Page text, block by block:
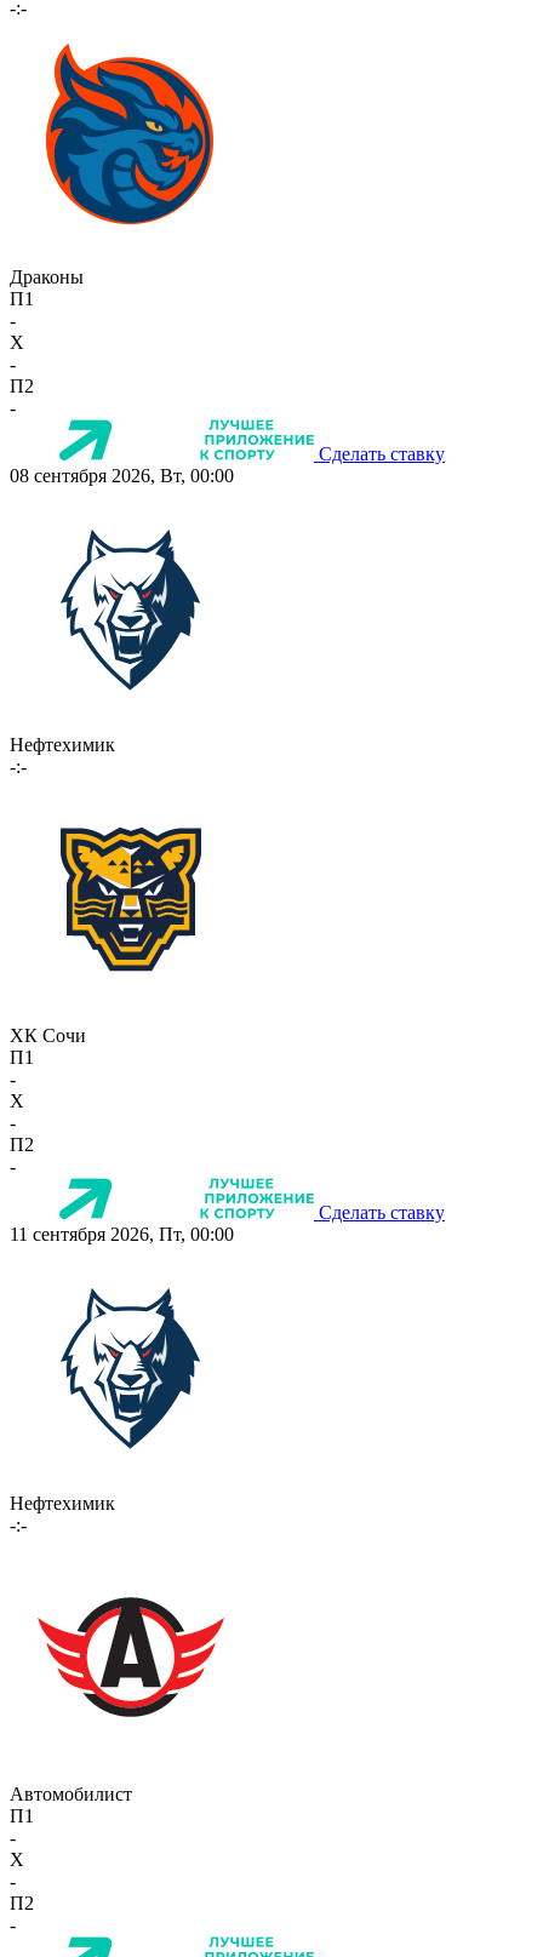
-:-
Драконы
П1
-
X
-
П2
-
Сделать ставку
08 сентября 2026, Вт, 00:00
Нефтехимик
-:-
ХК Сочи
П1
-
X
-
П2
-
Сделать ставку
11 сентября 2026, Пт, 00:00
Нефтехимик
-:-
Автомобилист
П1
-
X
-
П2
-